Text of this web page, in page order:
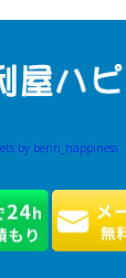
by benri_happiness